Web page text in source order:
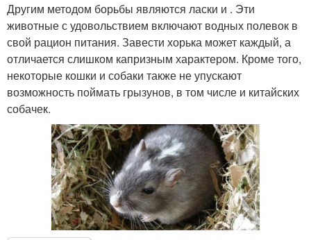
Другим методом борьбы являются ласки и . Эти
животные с удовольствием включают водных полевок в
свой рацион питания. Завести хорька может каждый, а
отличается слишком капризным характером. Кроме того,
некоторые кошки и собаки также не упускают
возможность поймать грызунов, в том числе и китайских
собачек.